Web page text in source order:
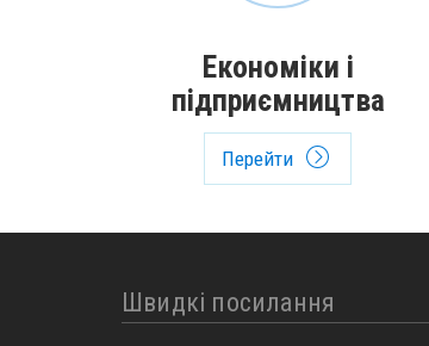
Економіки і
підприємництва
Перейти
Швидкі посилання